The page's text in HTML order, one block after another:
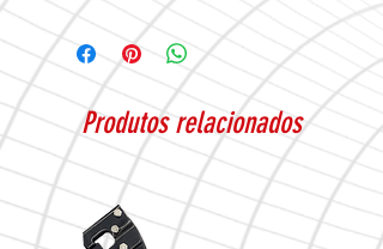
Produtos relacionados